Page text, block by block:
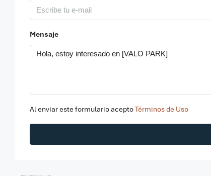
Mensaje
Al enviar este formulario aceptoTérminos de Uso